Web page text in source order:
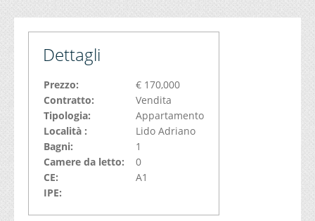
Dettagli
Prezzo:
€ 170,000
Contratto:
Vendita
Tipologia:
Appartamento
Località :
Lido Adriano
Bagni:
1
Camere da letto:
0
CE:
A1
IPE: